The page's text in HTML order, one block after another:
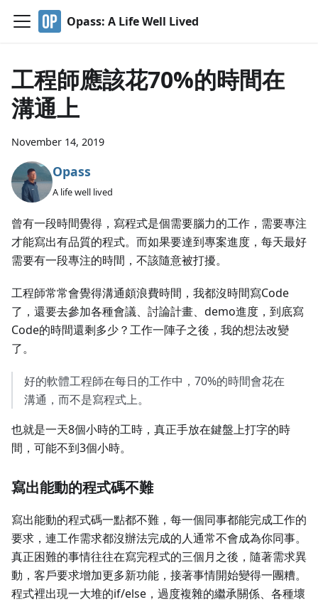
Opass: A Life Well Lived
工程師應該花70%的時間在
溝通上
November 14, 2019
Opass
A life well lived
曾有一段時間覺得，寫程式是個需要腦力的工作，需要專注
才能寫出有品質的程式。而如果要達到專案進度，每天最好
需要有一段專注的時間，不該隨意被打擾。
工程師常常會覺得溝通頗浪費時間，我都沒時間寫Code
了，還要去參加各種會議、討論計畫、demo進度，到底寫
Code的時間還剩多少？工作一陣子之後，我的想法改變
了。
好的軟體工程師在每日的工作中，70%的時間會花在
溝通，而不是寫程式上。
也就是一天8個小時的工時，真正手放在鍵盤上打字的時
間，可能不到3個小時。
寫出能動的程式碼不難
寫出能動的程式碼一點都不難，每一個同事都能完成工作的
要求，連工作需求都沒辦法完成的人通常不會成為你同事。
真正困難的事情往往在寫完程式的三個月之後，隨著需求異
動，客戶要求增加更多新功能，接著事情開始變得一團糟。
程式裡出現一大堆的if/else，過度複雜的繼承關係、各種壞